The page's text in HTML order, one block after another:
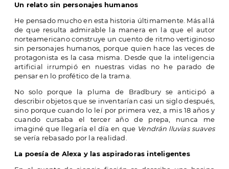
Un relato sin personajes humanos
He pensado mucho en esta historia últimamente. Más allá
de que resulta admirable la manera en la que el autor
norteamericano construye un cuento de ritmo vertiginoso
sin personajes humanos, porque quien hace las veces de
protagonista es la casa misma. Desde que la inteligencia
artificial irrumpió en nuestras vidas no he parado de
pensar en lo profético de la trama.
No solo porque la pluma de Bradbury se anticipó a
describir objetos que se inventarían casi un siglo después,
sino porque cuando lo leí por primera vez, a mis 18 años y
cuando cursaba el tercer año de prepa, nunca me
imaginé que llegaría el día en que Vendrán lluvias suaves
se vería rebasado por la realidad.
La poesía de Alexa y las aspiradoras inteligentes